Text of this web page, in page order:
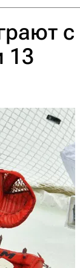
с
13